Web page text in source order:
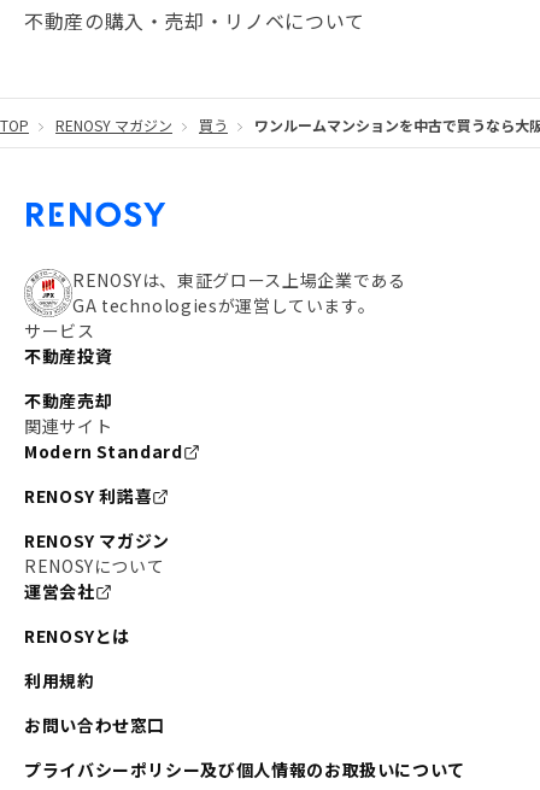
#20代 #都営浅草線
#東急東横線
#都営大江戸線
#都営三田線 #不労所得
#私の資産ポートフォリオ
#わたしのリノベーションストーリー #JR横須賀線
#東京メトロ副都心線
#東京メトロ銀座線
#東京メトロ半蔵門線
#日暮里・舎人ライナー
#大田区
#中央区
#川崎
#東急池上線 #JR南武線
不動産の購入・売却・リノベについて
TOP RENOSY マガジン 買う ワンルームマンションを中古で買うなら大
RENOSYは、東証グロース上場企業である
GA technologiesが運営しています。
サービス
不動産投資
不動産売却
関連サイト
Modern Standard
RENOSY 利諾喜
RENOSY マガジン
RENOSYについて
運営会社
RENOSYとは
利用規約
お問い合わせ窓口
プライバシーポリシー及び個人情報のお取扱いについて